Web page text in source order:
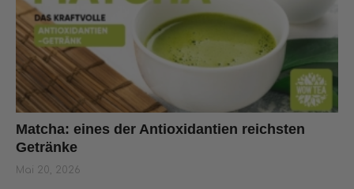
Matcha: eines der Antioxidantien reichsten
Getränke
Mai 20, 2026